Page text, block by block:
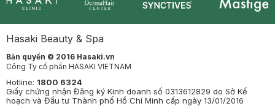
Hasaki Beauty & Spa
Bản quyền © 2016 Hasaki.vn
Công Ty cổ phần HASAKI VIETNAM
Hotline: 1800 6324
Giấy chứng nhận Đăng ký Kinh doanh số 0313612829 do Sở Kế
hoạch và Đầu tư Thành phố Hồ Chí Minh cấp ngày 13/01/2016